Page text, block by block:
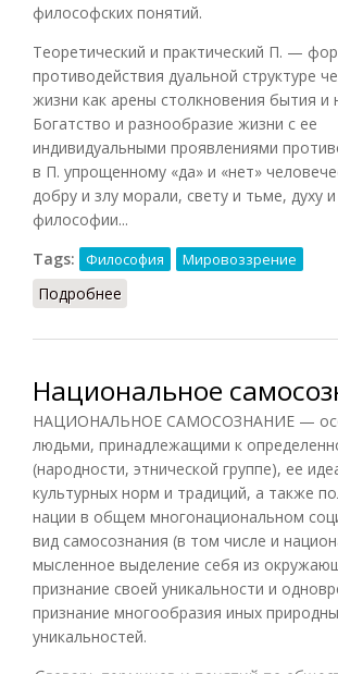
философских понятий.
Теоретический и практический П. —
противодействия дуальной структуре
жизни как арены столкновения бытия и
Богатство и разнообразие жизни с ее
индивидуальными проявлениями
в П. упрощенному «да» и «нет»
добру и злу морали, свету и тьме, духу
философии...
Tags:
Философия Мировоззрение
Подробнее
Национальное
НАЦИОНАЛЬНОЕ САМОСОЗНАНИЕ —
людьми, принадлежащими к
(народности, этнической группе), ее
культурных норм и традиций, а также
нации в общем многонациональном
вид самосознания (в том числе и
мысленное выделение себя из
признание своей уникальности и
признание многообразия иных
уникальностей.